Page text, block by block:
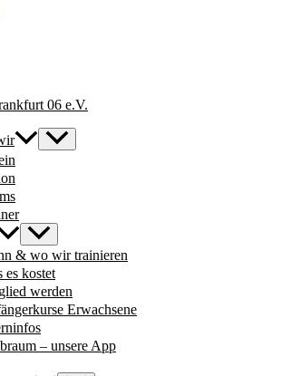
06 e.V.
& wo wir trainieren
es kostet
werden
Erwachsene
– unsere App